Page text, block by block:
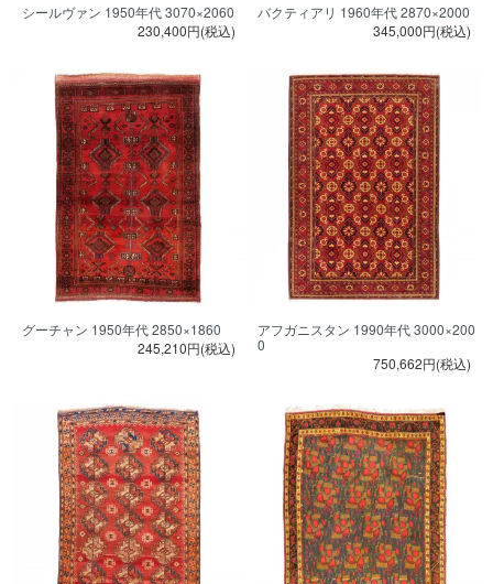
シールヴァン 1950年代 3070×2060
230,400円(税込)
バクティアリ 1960年代 2870×2000
345,000円(税込)
グーチャン 1950年代 2850×1860
245,210円(税込)
アフガニスタン 1990年代 3000×200
0
750,662円(税込)